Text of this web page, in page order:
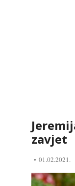
zavjet
01.02.2021.